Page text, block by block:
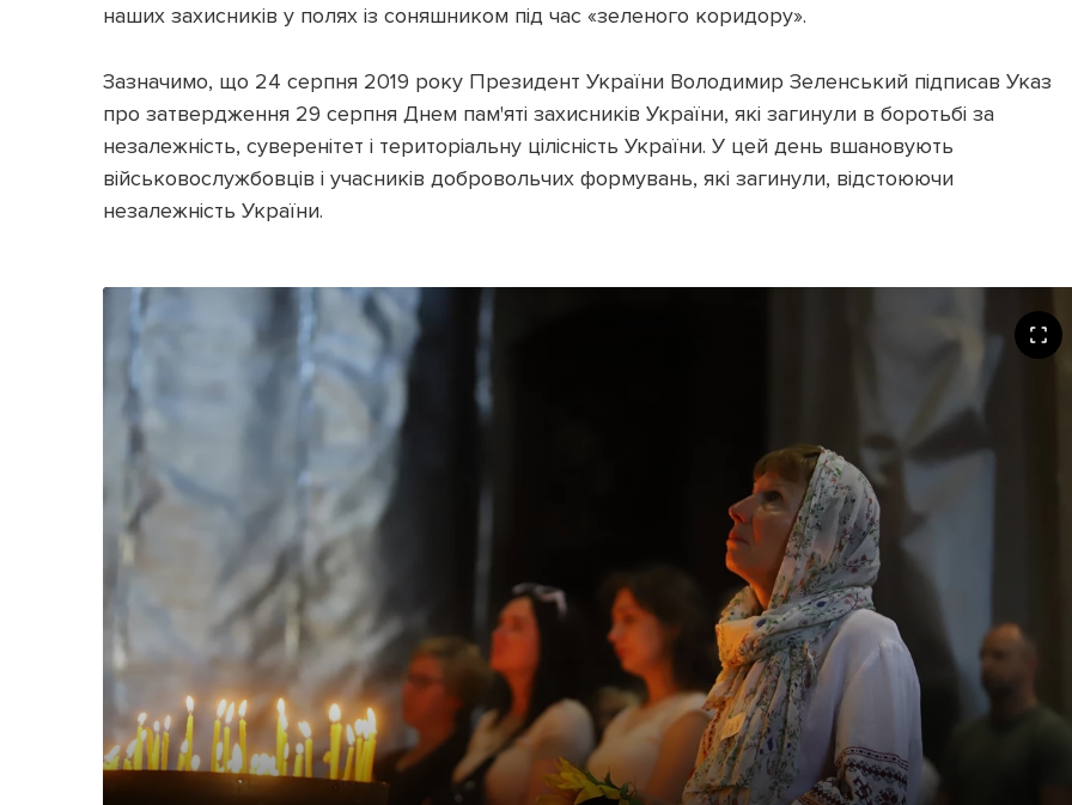
наших захисників у полях із соняшником під час «зеленого коридору».
Зазначимо, що 24 серпня 2019 року Президент України Володимир Зеленський підписав Указ
про затвердження 29 серпня Днем пам'яті захисників України, які загинули в боротьбі за
незалежність, суверенітет і територіальну цілісність України. У цей день вшановують
військовослужбовців і учасників добровольчих формувань, які загинули, відстоюючи
незалежність України.